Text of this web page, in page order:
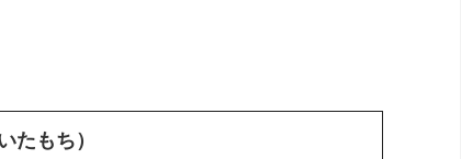
たもち）